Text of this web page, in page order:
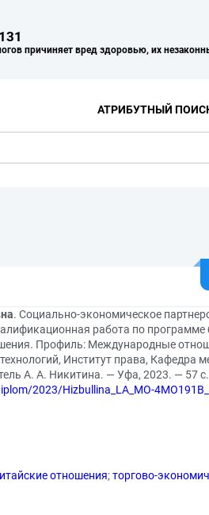
причиняет вред здоровью, их
АТРИБУТНЫЙ
. Социально-экономическое
работа по
Профиль: Международные
Институт права,
А. А. Никитина. — Уфа, 2023. — 57
2023/Hizbullina_LA_MO-
отношения;торгово-